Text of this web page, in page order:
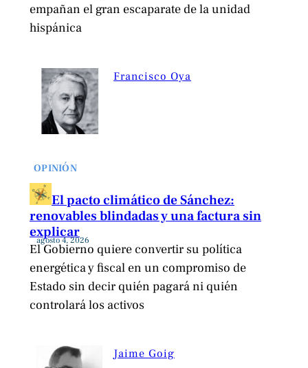
empañan el gran escaparate de la unidad
hispánica
Francisco Oya
OPINIÓN
El pacto climático de Sánchez:
renovables blindadas y una factura sin
explicar
agosto 4, 2026
El Gobierno quiere convertir su política
energética y fiscal en un compromiso de
Estado sin decir quién pagará ni quién
controlará los activos
Jaime Goig